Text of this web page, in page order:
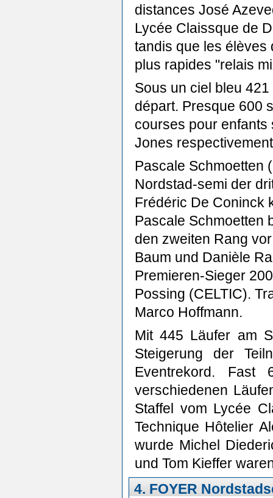
distances José
Lycée Claissque de
tandis que les élèves
plus rapides "relais
Sous un ciel bleu
départ. Presque 600
courses pour
Jones
Pascale Schmoetten
Nordstad-semi der
Frédéric De Coninck
Pascale Schmoetten
den zweiten Rang
Baum und Danièle
Premieren-Sieger
Possing (CELTIC).
Marco Hoffmann.
Mit 445 Läufer am
Steigerung der
Eventrekord. Fast
verschiedenen
Staffel vom Lycée
Technique Hôtelier
wurde Michel
und Tom Kieffer
4. FOYER